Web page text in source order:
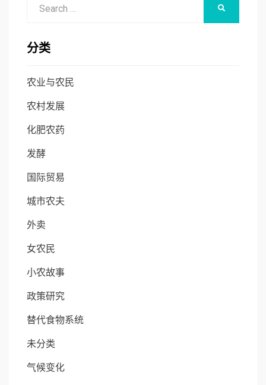
分类
农业与农民
农村发展
化肥农药
发酵
国际贸易
城市农夫
外卖
女农民
小农故事
政策研究
替代食物系统
未分类
气候变化